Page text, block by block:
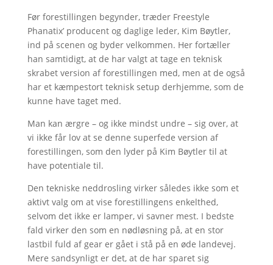
Før forestillingen begynder, træder Freestyle
Phanatix’ producent og daglige leder, Kim Bøytler,
ind på scenen og byder velkommen. Her fortæller
han samtidigt, at de har valgt at tage en teknisk
skrabet version af forestillingen med, men at de også
har et kæmpestort teknisk setup derhjemme, som de
kunne have taget med.
Man kan ærgre – og ikke mindst undre – sig over, at
vi ikke får lov at se denne superfede version af
forestillingen, som den lyder på Kim Bøytler til at
have potentiale til.
Den tekniske neddrosling virker således ikke som et
aktivt valg om at vise forestillingens enkelthed,
selvom det ikke er lamper, vi savner mest. I bedste
fald virker den som en nødløsning på, at en stor
lastbil fuld af gear er gået i stå på en øde landevej.
Mere sandsynligt er det, at de har sparet sig